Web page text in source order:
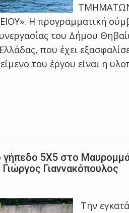
Η προγραμματική
του Δήμου
που έχει
του έργου είναι η
5Χ5 στο
Γιαννακόπουλος
Την